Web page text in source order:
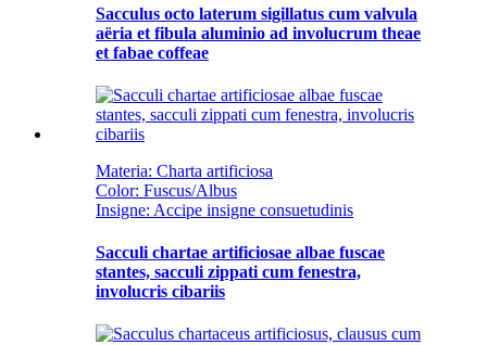
Sacculus octo laterum sigillatus cum valvula
aëria et fibula aluminio ad involucrum theae
et fabae coffeae
Materia: Charta artificiosa
Color: Fuscus/Albus
Insigne: Accipe insigne consuetudinis
Sacculi chartae artificiosae albae fuscae
stantes, sacculi zippati cum fenestra,
involucris cibariis